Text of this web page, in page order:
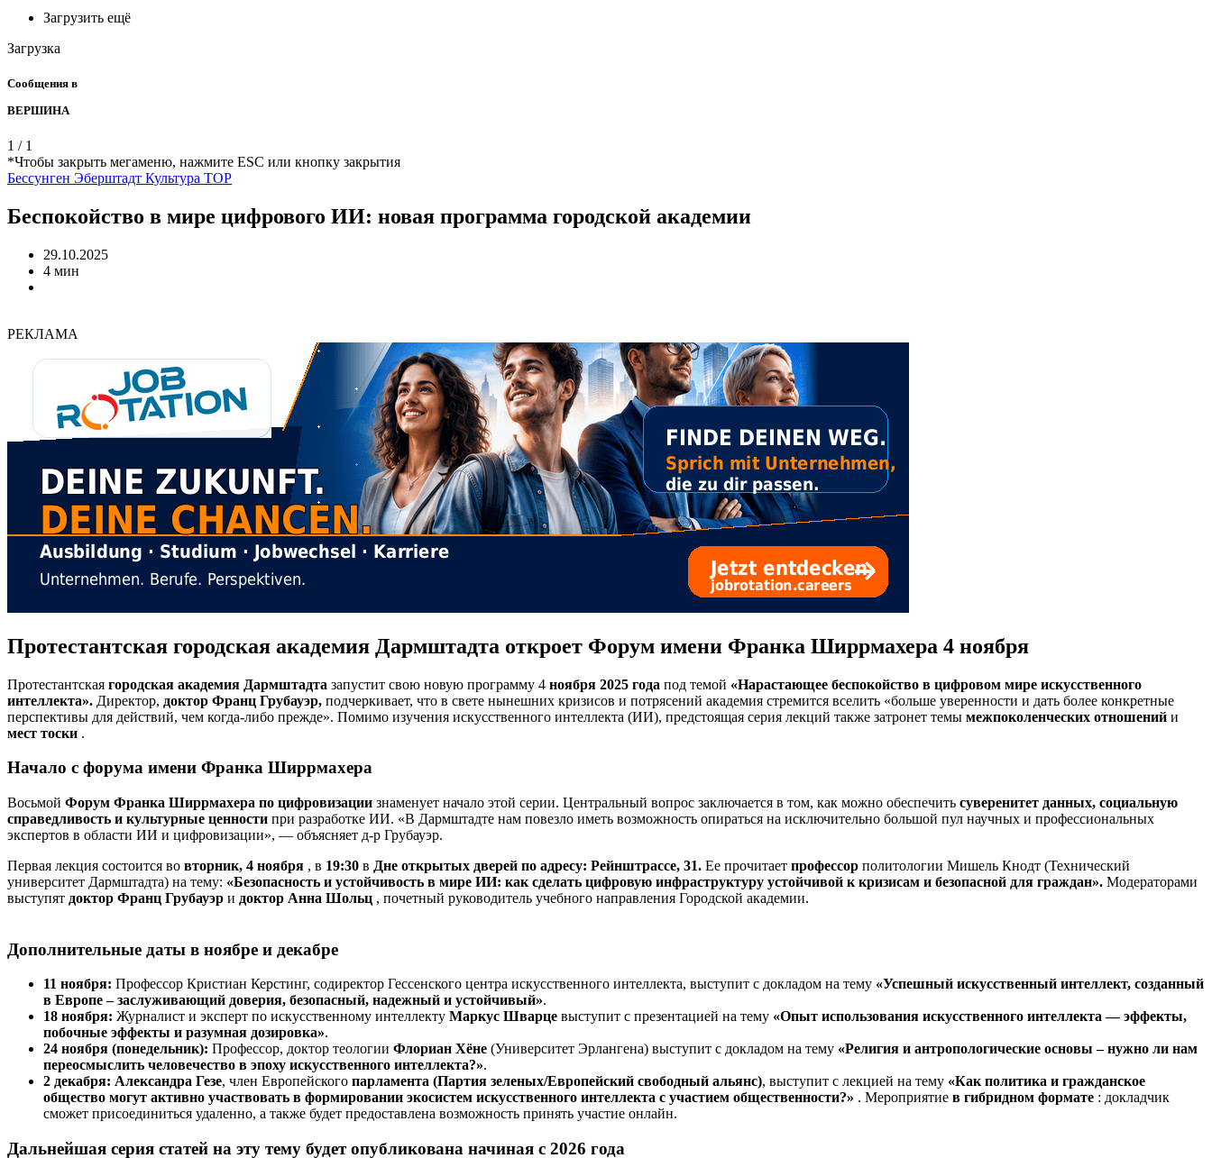
Загрузить ещё
Загрузка
Сообщения в
ВЕРШИНА
1 / 1
*Чтобы закрыть мегаменю, нажмите ESC или кнопку закрытия
Бессунген Эберштадт Культура TOP
Беспокойство в мире цифрового ИИ: новая программа городской академии
29.10.2025
4 мин
РЕКЛАМА
Протестантская городская академия Дармштадта откроет Форум имени Франка Ширрмахера 4 ноября
Протестантская городская академия Дармштадта запустит свою новую программу 4 ноября 2025 года под темой «Нарастающее беспокойство в цифровом мире искусственного
интеллекта». Директор, доктор Франц Грубауэр, подчеркивает, что в свете нынешних кризисов и потрясений академия стремится вселить «больше уверенности и дать более конкретные
перспективы для действий, чем когда-либо прежде». Помимо изучения искусственного интеллекта (ИИ), предстоящая серия лекций также затронет темы межпоколенческих отношений и
мест тоски .
Начало с форума имени Франка Ширрмахера
Восьмой Форум Франка Ширрмахера по цифровизации знаменует начало этой серии. Центральный вопрос заключается в том, как можно обеспечить суверенитет данных, социальную
справедливость и культурные ценности при разработке ИИ. «В Дармштадте нам повезло иметь возможность опираться на исключительно большой пул научных и профессиональных
экспертов в области ИИ и цифровизации», — объясняет д-р Грубауэр.
Первая лекция состоится во вторник, 4 ноября , в 19:30 в Дне открытых дверей по адресу: Рейнштрассе, 31. Ее прочитает профессор политологии Мишель Кнодт (Технический
университет Дармштадта) на тему: «Безопасность и устойчивость в мире ИИ: как сделать цифровую инфраструктуру устойчивой к кризисам и безопасной для граждан». Модераторами
выступят доктор Франц Грубауэр и доктор Анна Шольц , почетный руководитель учебного направления Городской академии.
Дополнительные даты в ноябре и декабре
11 ноября: Профессор Кристиан Керстинг, содиректор Гессенского центра искусственного интеллекта, выступит с докладом на тему «Успешный искусственный интеллект, созданный
в Европе – заслуживающий доверия, безопасный, надежный и устойчивый».
18 ноября: Журналист и эксперт по искусственному интеллекту Маркус Шварце выступит с презентацией на тему «Опыт использования искусственного интеллекта — эффекты,
побочные эффекты и разумная дозировка».
24 ноября (понедельник): Профессор, доктор теологии Флориан Хёне (Университет Эрлангена) выступит с докладом на тему «Религия и антропологические основы – нужно ли нам
переосмыслить человечество в эпоху искусственного интеллекта?».
2 декабря: Александра Гезе, член Европейского парламента (Партия зеленых/Европейский свободный альянс), выступит с лекцией на тему «Как политика и гражданское
общество могут активно участвовать в формировании экосистем искусственного интеллекта с участием общественности?» . Мероприятие в гибридном формате : докладчик
сможет присоединиться удаленно, а также будет предоставлена ​​возможность принять участие онлайн.
Дальнейшая серия статей на эту тему будет опубликована начиная с 2026 года